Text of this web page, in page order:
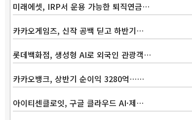
미래에셋, IRP서 운용 가능한 퇴직연금…
카카오게임즈, 신작 공백 딛고 하반기…
롯데백화점, 생성형 AI로 외국인 관광객…
카카오뱅크, 상반기 순이익 3280억……
아이티센클로잇, 구글 클라우드 AI·제…